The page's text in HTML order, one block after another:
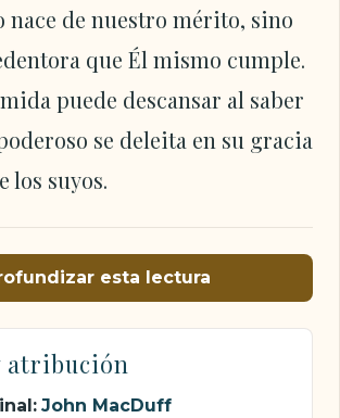
nace de nuestro mérito, sino
que Él mismo cumple.
puede descansar al saber
se deleita en su gracia
los suyos.
esta lectura
atribución
John MacDuff